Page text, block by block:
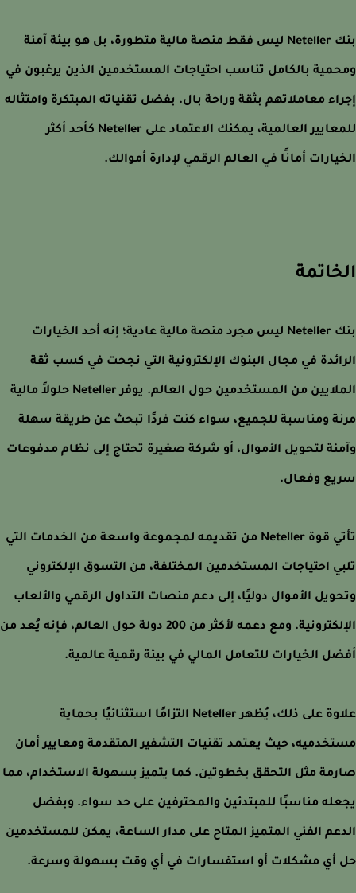
بنك Neteller ليس فقط منصة مالية متطورة، بل هو بيئة آمنة
بالكامل تناسب احتياجات المستخدمين الذين يرغبون في
معاملاتهم بثقة وراحة بال. بفضل تقنياته المبتكرة وامتثاله
للمعايير العالمية، يمكنك الاعتماد على Neteller كأحد أكثر
أمانًا في العالم الرقمي لإدارة أموالك.
بنك Neteller ليس مجرد منصة مالية عادية؛ إنه أحد الخيارات
في مجال البنوك الإلكترونية التي نجحت في كسب ثقة
الملايين من المستخدمين حول العالم. يوفر Neteller حلولاً مالية
ومناسبة للجميع، سواء كنت فردًا تبحث عن طريقة سهلة
لتحويل الأموال، أو شركة صغيرة تحتاج إلى نظام مدفوعات
وفعال.
تأتي قوة Neteller من تقديمه لمجموعة واسعة من الخدمات التي
احتياجات المستخدمين المختلفة، من التسوق الإلكتروني
الأموال دوليًا، إلى دعم منصات التداول الرقمي والألعاب
الإلكترونية. ومع دعمه لأكثر من 200 دولة حول العالم، فإنه يُعد من
الخيارات للتعامل المالي في بيئة رقمية عالمية.
علاوة على ذلك، يُظهر Neteller التزامًا استثنائيًا بحماية
حيث يعتمد تقنيات التشفير المتقدمة ومعايير أمان
مثل التحقق بخطوتين. كما يتميز بسهولة الاستخدام، مما
مناسبًا للمبتدئين والمحترفين على حد سواء. وبفضل
الفني المتميز المتاح على مدار الساعة، يمكن للمستخدمين
أي مشكلات أو استفسارات في أي وقت بسهولة وسرعة.